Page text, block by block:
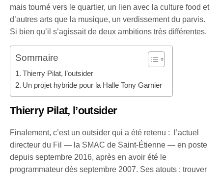
mais tourné vers le quartier, un lien avec la culture food et
d’autres arts que la musique, un verdissement du parvis.
Si bien qu’il s’agissait de deux ambitions très différentes.
Sommaire
Thierry Pilat, l’outsider
Un projet hybride pour la Halle Tony Garnier
Thierry Pilat, l’outsider
Finalement, c’est un outsider qui a été retenu : l’actuel
directeur du Fil — la SMAC de Saint-Étienne — en poste
depuis septembre 2016, après en avoir été le
programmateur dès septembre 2007. Ses atouts : trouver